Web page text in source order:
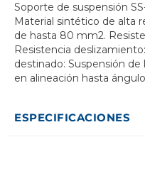
Soporte de suspensión
Material sintético de alta
de hasta 80 mm2.
Resistencia
destinado: Suspensión
en alineación hasta
ESPECIFICACIONES